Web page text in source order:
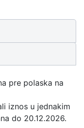
pre polaska na
iznos u jednakim
do 20.12.2026.